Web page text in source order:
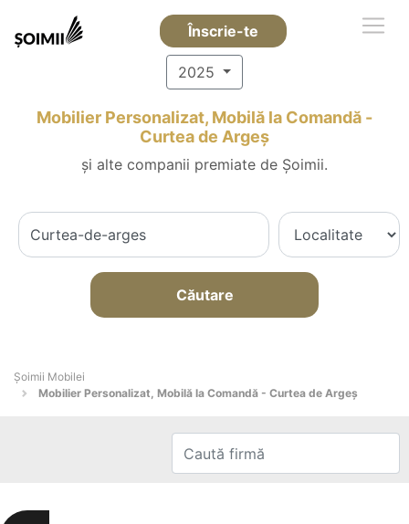
Înscrie-te
2025
Mobilier Personalizat, Mobilă la Comandă -
Curtea de Argeş
și alte companii premiate de Șoimii.
Căutare
Șoimii Mobilei
Mobilier Personalizat, Mobilă la Comandă - Curtea de Argeş